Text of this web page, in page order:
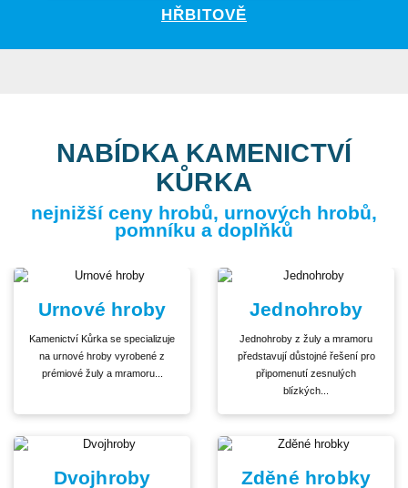
HŘBITOVĚ
NABÍDKA KAMENICTVÍ
KŮRKA
nejnižší ceny hrobů, urnových hrobů,
pomníku a doplňků
Urnové hroby
Kamenictví Kůrka se specializuje
na urnové hroby vyrobené z
prémiové žuly a mramoru...
Jednohroby
Jednohroby z žuly a mramoru
představují důstojné řešení pro
připomenutí zesnulých
blízkých...
Dvojhroby Zděné hrobky